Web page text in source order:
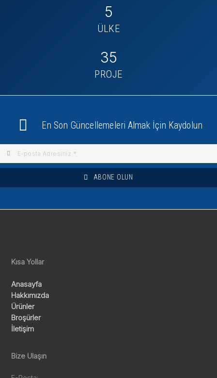
5
ÜLKE
35
PROJE
En Son Güncellemeleri Almak İçin Kaydolun
ABONE OLUN
Kısa Yollar
Anasayfa
Hakkımızda
Ürünler
Broşürler
İletişim
Bize Ulaşın